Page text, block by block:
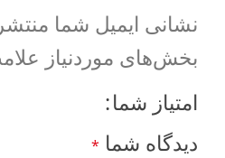
نشانی ایمیل شما
بخش‌های موردنیاز
امتیاز شما
دیدگاه شما *